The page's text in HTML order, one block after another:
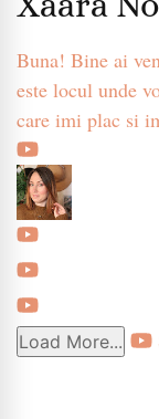
Buna! Bine ai
este locul unde
care imi plac si
Load More...